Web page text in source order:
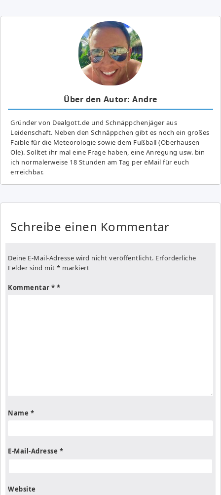
Über den Autor: Andre
Gründer von Dealgott.de und Schnäppchenjäger aus
Leidenschaft. Neben den Schnäppchen gibt es noch ein großes
Fai­ble für die Meteorologie sowie dem Fußball (Oberhausen
Ole). Solltet ihr mal eine Frage haben, eine Anregung usw. bin
ich normalerweise 18 Stunden am Tag per eMail für euch
erreichbar.
Schreibe einen Kommentar
Deine E-Mail-Adresse wird nicht veröffentlicht. Erforderliche
Felder sind mit * markiert
Kommentar *
Name *
E-Mail-Adresse *
Website